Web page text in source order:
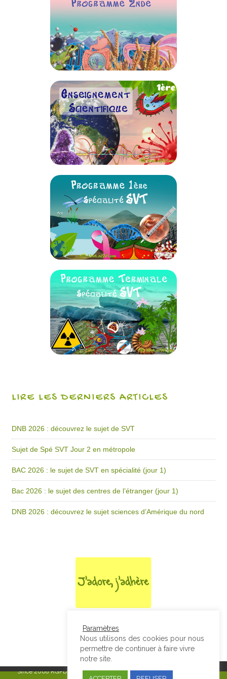
LIRE LES DERNIERS ARTICLES
DNB 2026 : découvrez le sujet de SVT
Sujet de Spé SVT Jour 2 en métropole
BAC 2026 : le sujet de SVT en spécialité (jour 1)
Bac 2026 : le sujet des centres de l’étranger (jour 1)
DNB 2026 : découvrez le sujet sciences d’Amérique du nord
Since 2008RGPD & Mentions Légales|Designed by Studio Thil - Site
Paramètres
Nous utilisons des cookies pour nous
permettre de continuer à faire vivre
notre site.